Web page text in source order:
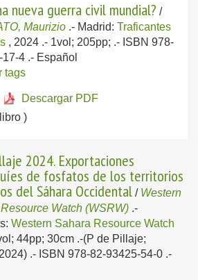
nueva guerra civil mundial? /
Maurizio .- Madrid: Traficantes
, 2024 .- 1vol; 205pp; .- ISBN 978-
4 .- Español
tags
Descargar PDF
)
2024. Exportaciones
de fosfatos de los territorios
del Sáhara Occidental / Western
Watch (WSRW) .-
Western Sahara Resource Watch
44pp; 30cm .-(P de Pillaje;
.- ISBN 978-82-93425-54-0 .-